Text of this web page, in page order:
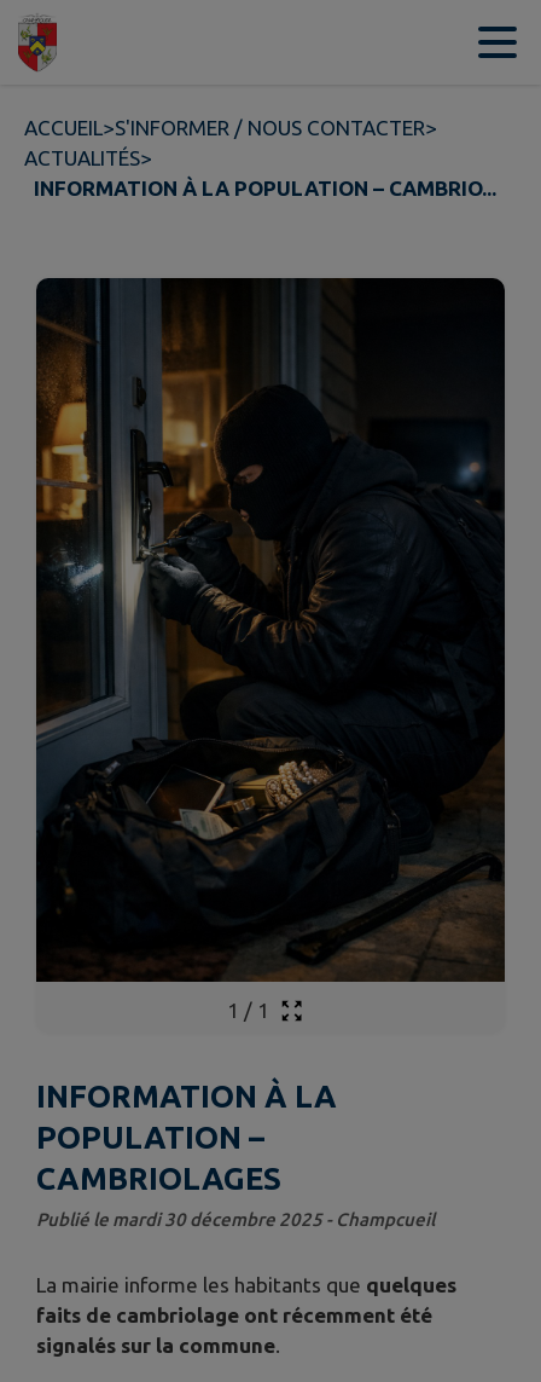
Contenu
ACCUEIL>S'INFORMER / NOUS CONTACTER>
ACTUALITÉS>
INFORMATION À LA POPULATION – CAMBRIO...
1 / 1
INFORMATION À LA
POPULATION –
CAMBRIOLAGES
Publié le mardi 30 décembre 2025 - Champcueil
La mairie informe les habitants que quelques
faits de cambriolage ont récemment été
signalés sur la commune